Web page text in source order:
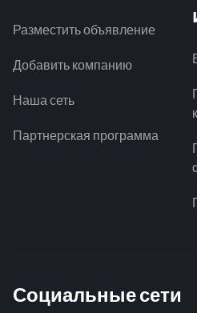
Разместить объявление
Добавить компанию
Наша сеть
Партнерская программа
Социальные сети